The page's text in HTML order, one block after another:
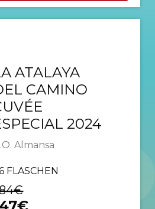
ATALAYA
CAMINO
2024
Almansa
FLASCHEN